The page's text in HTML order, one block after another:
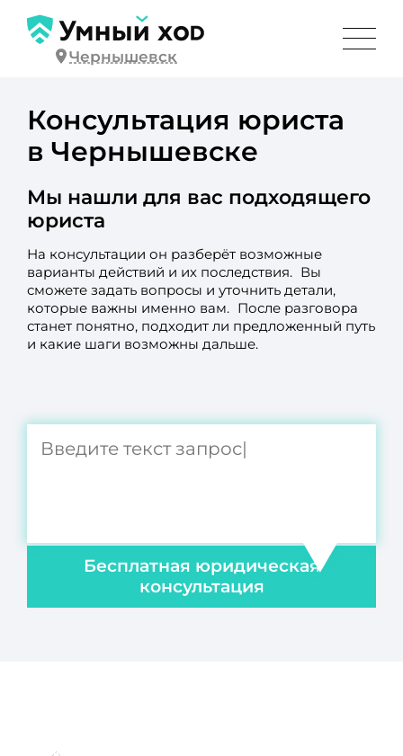
Чернышевск
Консультация юриста
в Чернышевске
Мы нашли для вас подходящего
юриста
На консультации он разберёт возможные
варианты действий и их последствия. Вы
сможете задать вопросы и уточнить детали,
которые важны именно вам. После разговора
станет понятно, подходит ли предложенный путь
и какие шаги возможны дальше.
Бесплатная юридическая
консультация